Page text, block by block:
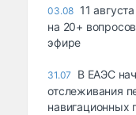
03.08 11
на 20+
эфире
31.07
В ЕАЭС
отслеживания
навигационных